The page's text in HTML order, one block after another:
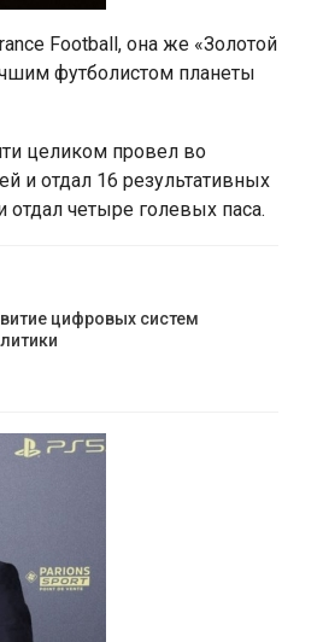
Football, она же «Золотой
футболистом планеты
целиком провел во
и отдал 16 результативных
четыре голевых паса.
цифровых систем